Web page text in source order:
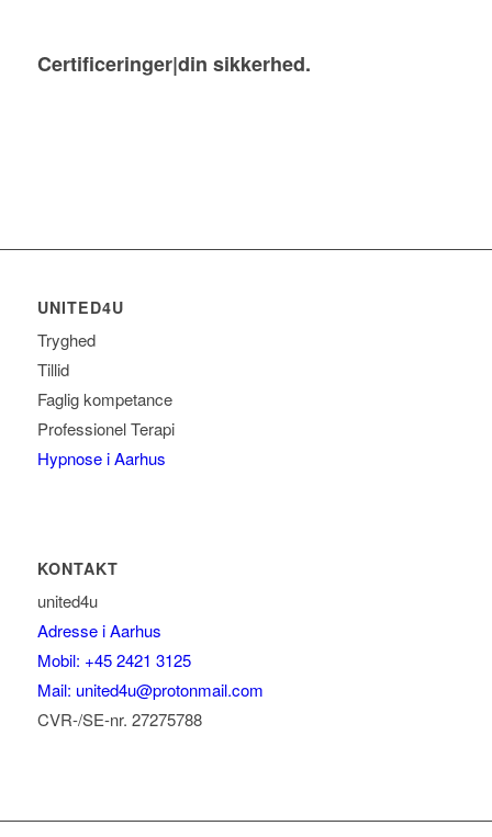
Certificeringer|din sikkerhed.
UNITED4U
Tryghed
Tillid
Faglig kompetance
Professionel Terapi
Hypnose i Aarhus
KONTAKT
united4u
Adresse i Aarhus
Mobil: +45 2421 3125
Mail: united4u@protonmail.com
CVR-/SE-nr. 27275788